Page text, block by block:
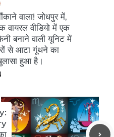
वाला! जोधपुर में,
वायरल वीडियो में एक
बनाने वाली यूनिट में
से आटा गूंथने का
हुआ है।